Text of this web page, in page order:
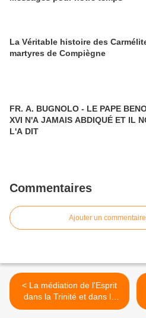
La Véritable histoire des
martyres de Compiègne
FR. A. BUGNOLO - LE PAPE
XVI N'A JAMAIS ABDIQUÉ ET IL
L'A DIT
Commentaires
Ajouter un commentaire
< La médiation de l'Esprit
dans la Trinité et dans le
Salut 08